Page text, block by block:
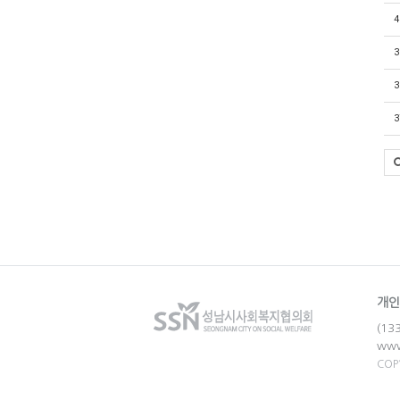
개